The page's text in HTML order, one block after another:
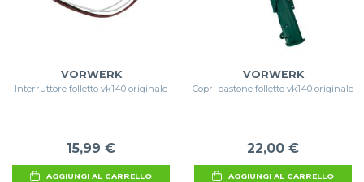
VORWERK
Interruttore folletto vk140 originale
15,99 €
AGGIUNGI AL CARRELLO
VORWERK
Copri bastone folletto vk140 originale
22,00 €
AGGIUNGI AL CARRELLO